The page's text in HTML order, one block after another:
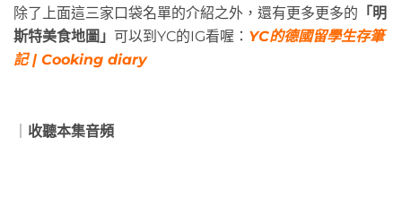
除了上面這三家口袋名單的介紹之外，還有更多更多的 「明
斯特美食地圖」 可以到YC的IG看喔： YC的德國留學生存筆
記 | Cooking diary
收聽本集音頻